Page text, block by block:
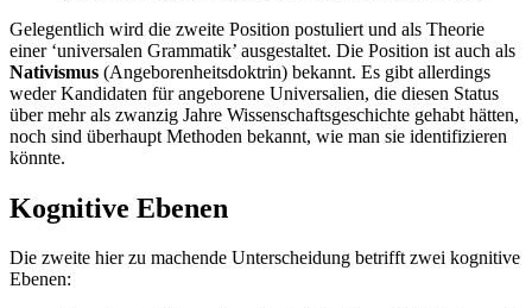
Gelegentlich wird die zweite Position postuliert und als Theorie
einer ‘universalen Grammatik’ ausgestaltet. Die Position ist auch als
Nativismus (Angeborenheitsdoktrin) bekannt. Es gibt allerdings
weder Kandidaten für angeborene Universalien, die diesen Status
über mehr als zwanzig Jahre Wissenschaftsgeschichte gehabt hätten,
noch sind überhaupt Methoden bekannt, wie man sie identifizieren
könnte.
Kognitive Ebenen
Die zweite hier zu machende Unterscheidung betrifft zwei kognitive
Ebenen: